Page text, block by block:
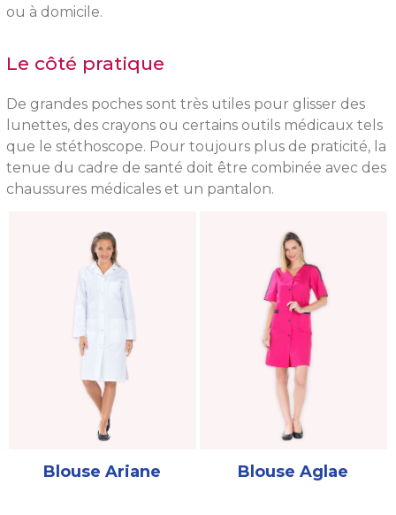
ou à domicile.
Le côté pratique
De grandes poches sont très utiles pour glisser des
lunettes, des crayons ou certains outils médicaux tels
que le stéthoscope. Pour toujours plus de praticité, la
tenue du cadre de santé doit être combinée avec des
chaussures médicales et un pantalon.
Blouse Ariane Blouse Aglae